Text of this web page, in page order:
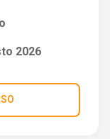
2026